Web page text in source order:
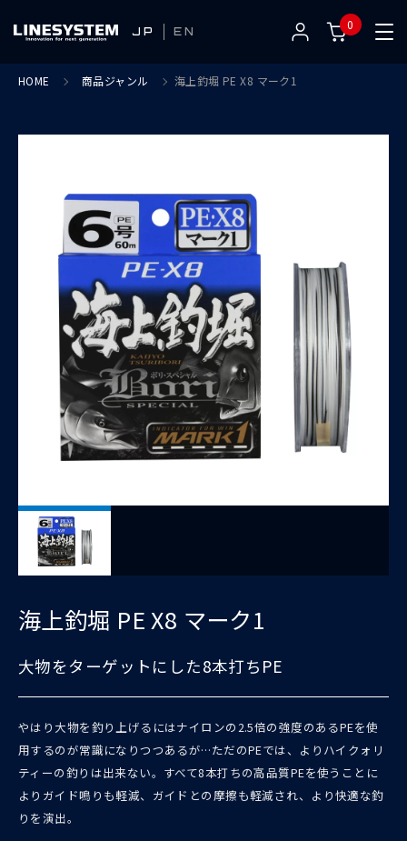
JP EN 0
HOME 商品ジャンル 海上釣堀 PE X8 マーク1
海上釣堀 PE X8 マーク1
大物をターゲットにした8本打ちPE
やはり大物を釣り上げるにはナイロンの2.5倍の強度のあるPEを使
用するのが常識になりつつあるが…ただのPEでは、よりハイクォリ
ティーの釣りは出来ない。すべて8本打ちの高品質PEを使うことに
よりガイド鳴りも軽減、ガイドとの摩擦も軽減され、より快適な釣
りを演出。